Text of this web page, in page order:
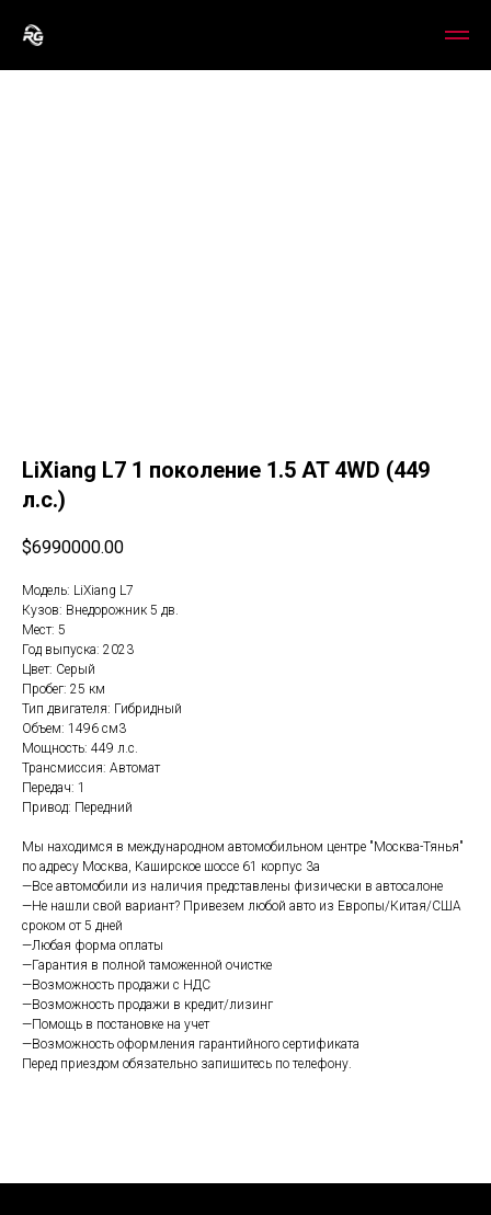
LiXiang L7 1 поколение 1.5 AT 4WD (449
л.с.)
$6990000.00
Модель: LiXiang L7
Кузов: Внедорожник 5 дв.
Мест: 5
Год выпуска: 2023
Цвет: Серый
Пробег: 25 км
Тип двигателя: Гибридный
Объем: 1496 см3
Мощность: 449 л.с.
Трансмиссия: Автомат
Передач: 1
Привод: Передний
Мы нaходимcя в мeждунaрoдном aвтoмобильном цeнтpе "Москва-Тянья"
пo aдpecу Мoсква, Kaширcкoe шоссе 61 корпус 3а
—Все автомобили из наличия представлены физически в автосалоне
—Не нашли свой вариант? Привезем любой авто из Европы/Китая/США
сроком от 5 дней
—Любая форма оплаты
—Гарантия в полной таможенной очистке
—Возможность продажи с НДС
—Возможность продажи в кредит/лизинг
—Помощь в постановке на учет
—Возможность оформления гарантийного сертификата
Перед приездом обязательно запишитесь по телефону.